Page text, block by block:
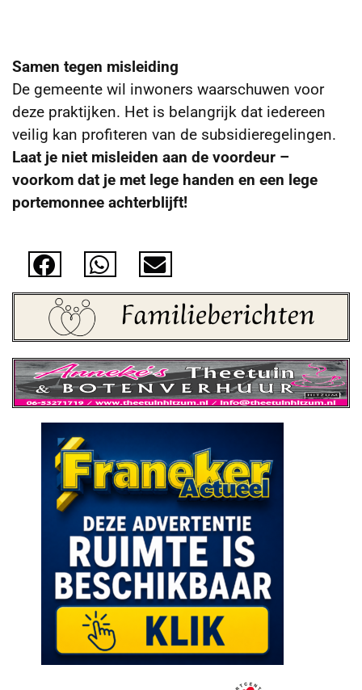
Samen tegen misleiding
De gemeente wil inwoners waarschuwen voor
deze praktijken. Het is belangrijk dat iedereen
veilig kan profiteren van de subsidieregelingen.
Laat je niet misleiden aan de voordeur –
voorkom dat je met lege handen en een lege
portemonnee achterblijft!